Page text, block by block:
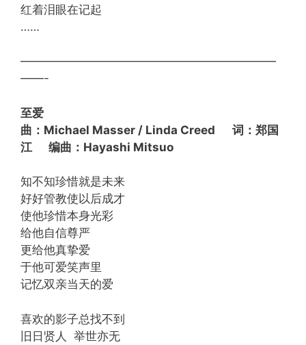
红着泪眼在记起
……
——————————————————————
——-
至爱
曲：Michael Masser / Linda Creed 词：郑国
江 编曲：Hayashi Mitsuo
知不知珍惜就是未来
好好管教使以后成才
使他珍惜本身光彩
给他自信尊严
更给他真挚爱
于他可爱笑声里
记忆双亲当天的爱
喜欢的影子总找不到
旧日贤人 举世亦无